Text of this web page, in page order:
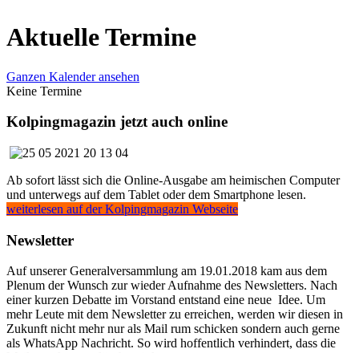
Aktuelle Termine
Ganzen Kalender ansehen
Keine Termine
Kolpingmagazin jetzt auch online
Ab sofort lässt sich die Online-Ausgabe am heimischen Computer
und unterwegs auf dem Tablet oder dem Smartphone lesen.
weiterlesen auf der Kolpingmagazin Webseite
Newsletter
Auf unserer Generalversammlung am 19.01.2018 kam aus dem
Plenum der Wunsch zur wieder Aufnahme des Newsletters. Nach
einer kurzen Debatte im Vorstand entstand eine neue Idee. Um
mehr Leute mit dem Newsletter zu erreichen, werden wir diesen in
Zukunft nicht mehr nur als Mail rum schicken sondern auch gerne
als WhatsApp Nachricht. So wird hoffentlich verhindert, dass die